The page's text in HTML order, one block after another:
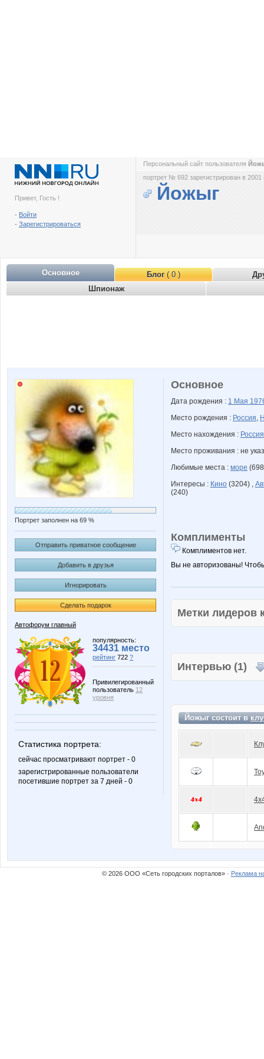
Привет, Гость !
- Войти
- Зарегистрироваться
Персональный сайт пользователя
портрет № 692 зарегистрирован в 2001
Йожыг
Основное Блог( 0 )
Шпионаж
Портрет заполнен на 69 %
Отправить приватное сообщение
Добавить в друзья
Игнорировать
Сделать подарок
Автофорум главный
популярность:
34431 место
рейтинг 722 ?
Привилегированный
пользователь 12
уровня
Статистика портрета:
сейчас просматривают портрет - 0
зарегистрированные пользователи
посетившие портрет за 7 дней - 0
Основное
Дата рождения : 1 Мая
Место рождения : Россия,
Место нахождения : Россия
Место проживания : не
Любимые места : море
Интересы : Кино (3204) ,
(240)
Комплименты
Комплиментов нет.
Вы не авторизованы!
Метки
Интервью (1)
Йожыг состоит в
© 2026 ООО «Сеть городских порталов» · Реклама